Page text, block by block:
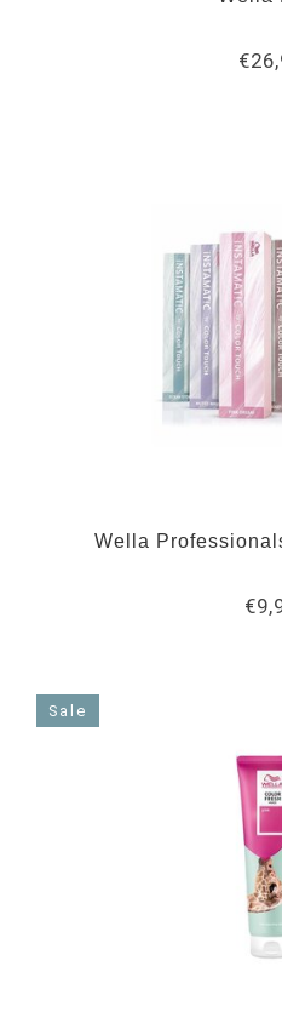
Wella
Sale